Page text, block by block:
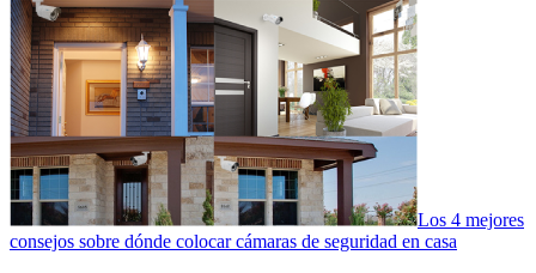
Los 4 mejores
consejos sobre dónde colocar cámaras de seguridad en casa